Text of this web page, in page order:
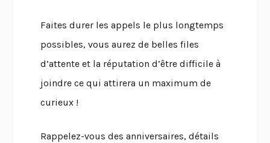
Faites durer les appels le plus longtemps
possibles, vous aurez de belles files
d’attente et la réputation d’être difficile à
joindre ce qui attirera un maximum de
curieux !
Rappelez-vous des anniversaires, détails